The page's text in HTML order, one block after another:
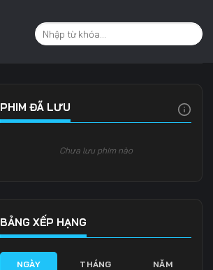
PHIM ĐÃ LƯU
Chưa lưu phim nào
BẢNG XẾP HẠNG
NGÀY THÁNG NĂM